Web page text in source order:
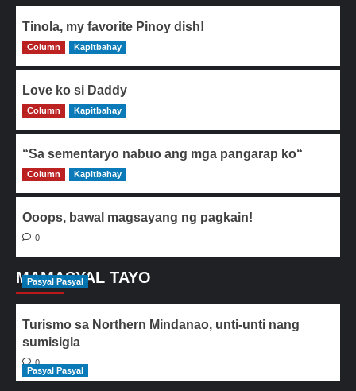
Tinola, my favorite Pinoy dish!
0
Column Kapitbahay
Love ko si Daddy
0
Column Kapitbahay
“Sa sementaryo nabuo ang mga pangarap ko“
0
Column Kapitbahay
Ooops, bawal magsayang ng pagkain!
0
MAMASYAL TAYO
Pasyal Pasyal
Turismo sa Northern Mindanao, unti-unti nang
sumisigla
0
Pasyal Pasyal